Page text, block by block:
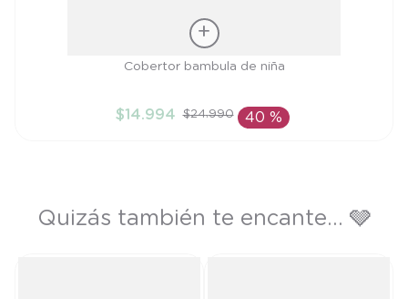
AÑADIR AL CARRITO
Cobertor bambula de niña
$14.994 $24.990 40 %
Quizás también te encante... 🩶